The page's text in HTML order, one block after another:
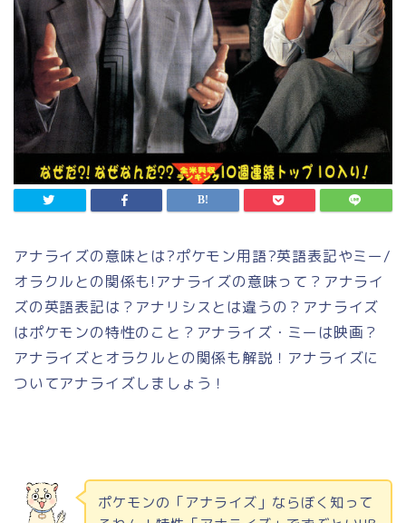
アナライズの意味とは?ポケモン用語?英語表記やミー/
オラクルとの関係も! アナライズの意味って？アナライ
ズの英語表記は？アナリシスとは違うの？アナライズ
はポケモンの特性のこと？アナライズ・ミーは映画？
アナライズとオラクルとの関係も解説！アナライズに
ついてアナライズしましょう！
ポケモンの「アナライズ」ならぼく知って